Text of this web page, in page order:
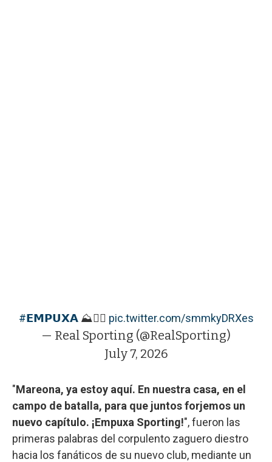
#𝗘𝗠𝗣𝗨𝗫𝗔⛰️❤️‍🔥 pic.twitter.com/smmkyDRXes
— Real Sporting (@RealSporting)
July 7, 2026
"Mareona, ya estoy aquí. En nuestra casa, en el
campo de batalla, para que juntos forjemos un
nuevo capítulo. ¡Empuxa Sporting!", fueron las
primeras palabras del corpulento zaguero diestro
hacia los fanáticos de su nuevo club, mediante un